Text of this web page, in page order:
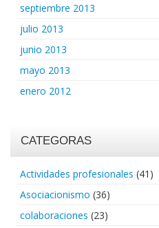
septiembre 2013
julio 2013
junio 2013
mayo 2013
enero 2012
CATEGORAS
Actividades profesionales (41)
Asociacionismo (36)
colaboraciones (23)